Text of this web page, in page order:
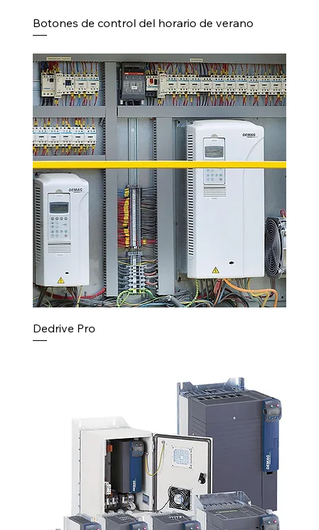
Botones de control del horario de verano
Dedrive Pro